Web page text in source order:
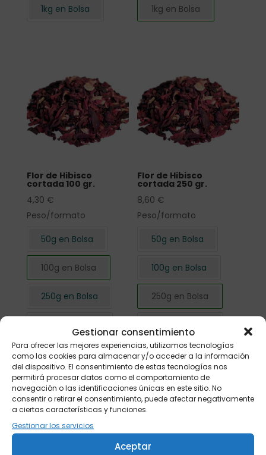
Gestionar consentimiento
Para ofrecer las mejores experiencias, utilizamos tecnologías
como las cookies para almacenar y/o acceder a la información
del dispositivo. El consentimiento de estas tecnologías nos
permitirá procesar datos como el comportamiento de
navegación o las identificaciones únicas en este sitio. No
consentir o retirar el consentimiento, puede afectar negativamente
a ciertas características y funciones.
Gestionar los servicios
Aceptar
1kg en Bolsa 1kg en Bolsa
Flor de Hibisco
cortada 100 gr.
4,30 €
Peso/formato
50g en Bolsa
100g en Bolsa
250g en Bolsa
1kg en Bolsa
Flor de Hibisco
cortada 250 gr.
8,60 €
Peso/formato
50g en Bolsa
100g en Bolsa
250g en Bolsa
1kg en Bolsa